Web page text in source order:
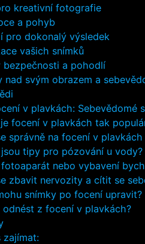
kreativní fotografie
a pohyb
pro dokonalý výsledek
vašich snímků
bezpečnosti a pohodlí
nad svým obrazem a
v plavkách: Sebevědomé
focení v plavkách tak
správně na focení v
tipy pro pózování u vody?
nebo vybavení
zbavit nervozity a cítit se
snímky po focení upravit?
odnést z focení v plavkách?
zajímat: